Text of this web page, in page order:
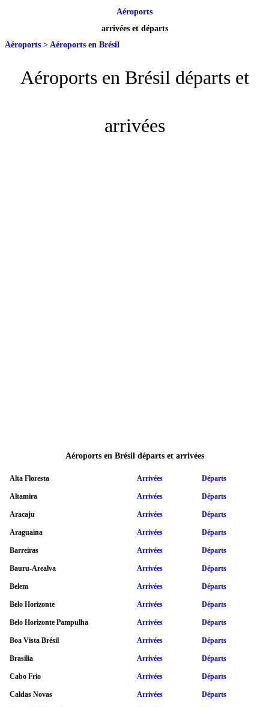
Aéroports
arrivées et départs
Aéroports > Aéroports en Brésil
Aéroports en Brésil départs et
arrivées
Aéroports en Brésil départs et arrivées
Alta Floresta Arrivées Départs
Altamira Arrivées Départs
Aracaju Arrivées Départs
Araguaina Arrivées Départs
Barreiras Arrivées Départs
Bauru-Arealva Arrivées Départs
Belem Arrivées Départs
Belo Horizonte Arrivées Départs
Belo Horizonte Pampulha Arrivées Départs
Boa Vista Brésil Arrivées Départs
Brasilia Arrivées Départs
Cabo Frio Arrivées Départs
Caldas Novas Arrivées Départs